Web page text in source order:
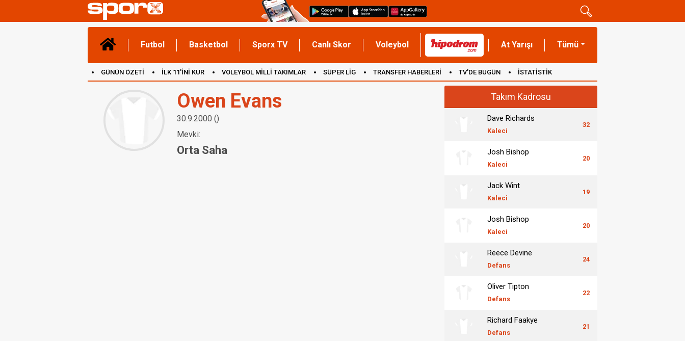
Futbol Basketbol Sporx TV Canlı Skor Voleybol At Yarışı Tümü
GÜNÜN ÖZETİ İLK 11'İNİ KUR VOLEYBOL MİLLİ TAKIMLAR SÜPER LİG TRANSFER HABERLERİ TV'DE BUGÜN İSTATİSTİK
Owen Evans
30.9.2000 ()
Mevki:
Orta Saha
Takım Kadrosu
Dave Richards
Kaleci
32
Josh Bishop
Kaleci
20
Jack Wint
Kaleci
19
Josh Bishop
Kaleci
20
Reece Devine
Defans
24
Oliver Tipton
Defans
22
Richard Faakye
Defans
21